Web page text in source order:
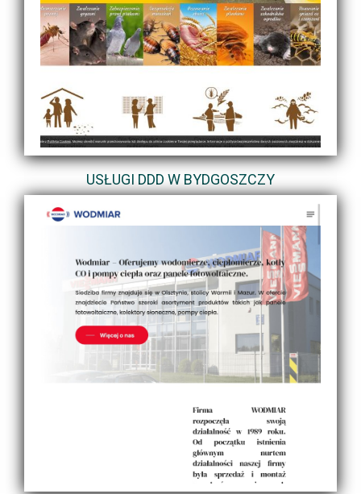
USŁUGI DDD W BYDGOSZCZY